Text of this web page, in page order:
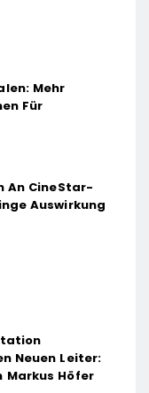
Mehr
Für
An CineStar-
Auswirkung
Neuen Leiter:
Markus Höfer